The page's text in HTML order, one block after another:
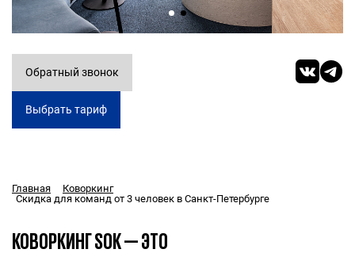
Обратный звонок
Выбрать тариф
Главная
Коворкинг
Скидка для команд от 3 человек в Санкт-Петербурге
КОВОРКИНГ SOK — ЭТО